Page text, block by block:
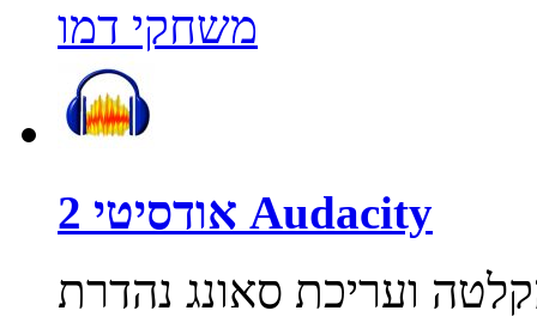
משחקי דמו
אודסיטי 2 Audacity